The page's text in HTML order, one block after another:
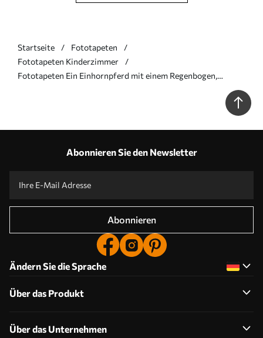
Startseite
Fototapeten
Fototapeten Kinderzimmer
Fototapeten Ein Einhornpferd mit einem Regenbogen,
Abonnieren Sie den Newsletter
Abonnieren
Ändern Sie die Sprache
Über das Produkt
Über das Unternehmen